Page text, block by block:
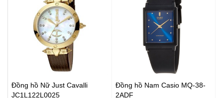
Đồng hồ Nữ Just Cavalli
JC1L122L0025
Đồng hồ Nam Casio MQ-38-
2ADF